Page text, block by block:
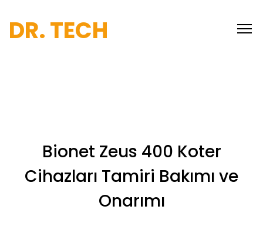
DR. TECH
Bionet Zeus 400 Koter
Cihazları Tamiri Bakımı ve
Onarımı